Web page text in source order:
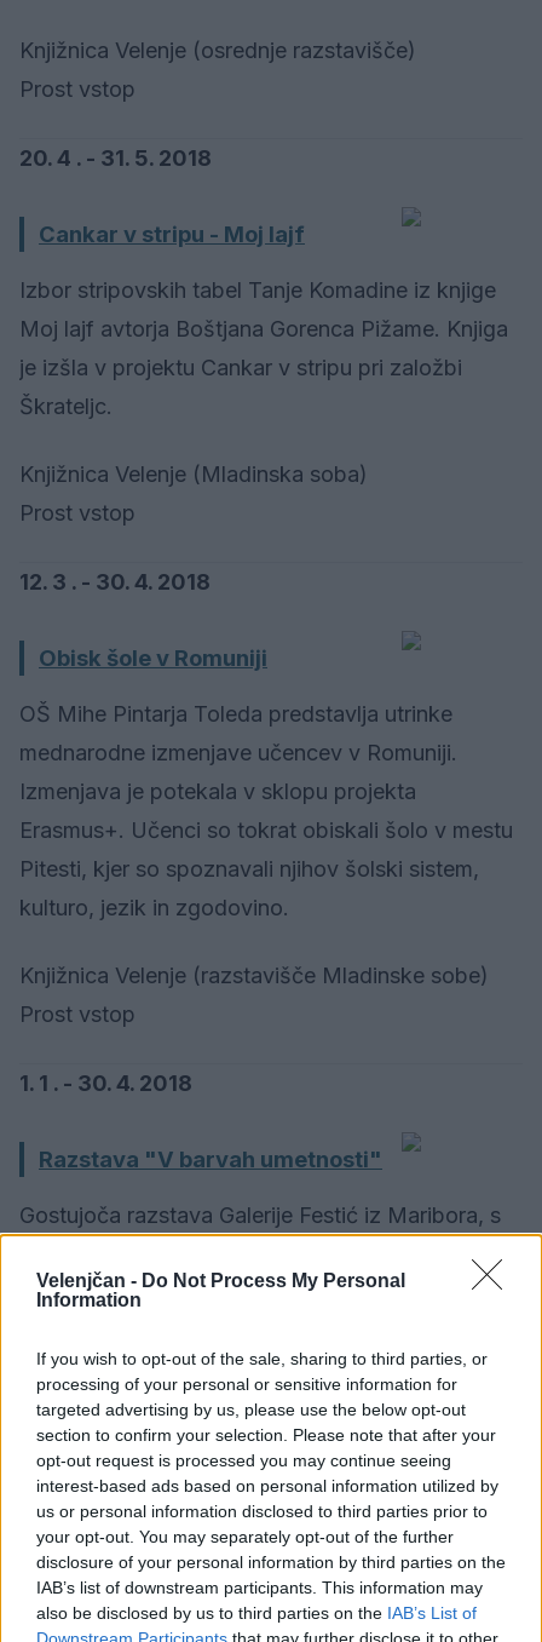
Velenjčan - Do Not Process My Personal
Information
If you wish to opt-out of the sale, sharing to third parties, or
processing of your personal or sensitive information for
targeted advertising by us, please use the below opt-out
section to confirm your selection. Please note that after your
opt-out request is processed you may continue seeing
interest-based ads based on personal information utilized by
us or personal information disclosed to third parties prior to
your opt-out. You may separately opt-out of the further
disclosure of your personal information by third parties on the
IAB’s list of downstream participants. This information may
also be disclosed by us to third parties on the IAB’s List of
Knjižnica Velenje (osrednje razstavišče)
Prost vstop
20. 4 . - 31. 5. 2018
Cankar v stripu - Moj lajf
Izbor stripovskih tabel Tanje Komadine iz knjige
Moj lajf avtorja Boštjana Gorenca Pižame. Knjiga
je izšla v projektu Cankar v stripu pri založbi
Škrateljc.
Knjižnica Velenje (Mladinska soba)
Prost vstop
12. 3 . - 30. 4. 2018
Obisk šole v Romuniji
OŠ Mihe Pintarja Toleda predstavlja utrinke
mednarodne izmenjave učencev v Romuniji.
Izmenjava je potekala v sklopu projekta
Erasmus+. Učenci so tokrat obiskali šolo v mestu
Pitesti, kjer so spoznavali njihov šolski sistem,
kulturo, jezik in zgodovino.
Knjižnica Velenje (razstavišče Mladinske sobe)
Prost vstop
1. 1 . - 30. 4. 2018
Razstava "V barvah umetnosti"
Gostujoča razstava Galerije Festić iz Maribora, s
hercegovski umetniki, ki so tako ali drugače tesno
Velenjski grad
Prost vstop
22. 2 . - 6. 5. 2018
Razstava "Gumbi in gumbarstvo
v Šaleški dolini"